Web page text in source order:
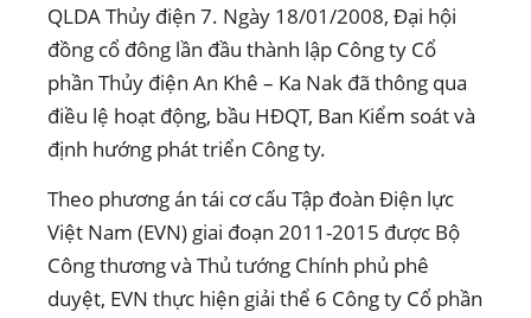
QLDA Thủy điện 7. Ngày 18/01/2008, Đại hội
đồng cổ đông lần đầu thành lập Công ty Cổ
phần Thủy điện An Khê – Ka Nak đã thông qua
điều lệ hoạt động, bầu HĐQT, Ban Kiểm soát và
định hướng phát triển Công ty.
Theo phương án tái cơ cấu Tập đoàn Điện lực
Việt Nam (EVN) giai đoạn 2011-2015 được Bộ
Công thương và Thủ tướng Chính phủ phê
duyệt, EVN thực hiện giải thể 6 Công ty Cổ phần